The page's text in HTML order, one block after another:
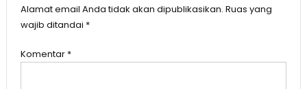
Alamat email Anda tidak akan dipublikasikan. Ruas yang
wajib ditandai *
Komentar *